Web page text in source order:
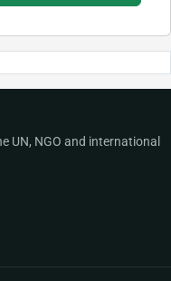
UN, NGO and international